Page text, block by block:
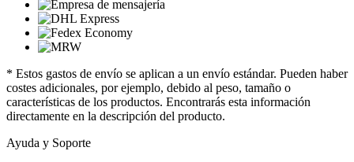
* Estos gastos de envío se aplican a un envío estándar. Pueden haber
costes adicionales, por ejemplo, debido al peso, tamaño o
características de los productos. Encontrarás esta información
directamente en la descripción del producto.
Ayuda y Soporte